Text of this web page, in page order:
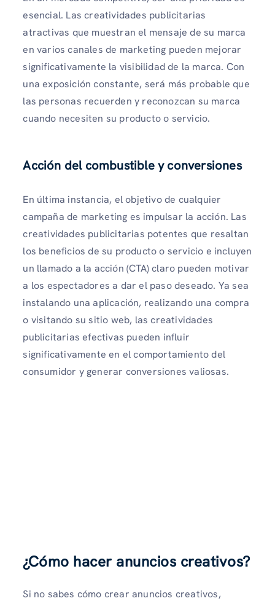
esencial. Las creatividades publicitarias
atractivas que muestran el mensaje de su marca
en varios canales de marketing pueden mejorar
significativamente la visibilidad de la marca. Con
una exposición constante, será más probable que
las personas recuerden y reconozcan su marca
cuando necesiten su producto o servicio.
Acción del combustible y conversiones
En última instancia, el objetivo de cualquier
campaña de marketing es impulsar la acción. Las
creatividades publicitarias potentes que resaltan
los beneficios de su producto o servicio e incluyen
un llamado a la acción (CTA) claro pueden motivar
a los espectadores a dar el paso deseado. Ya sea
instalando una aplicación, realizando una compra
o visitando su sitio web, las creatividades
publicitarias efectivas pueden influir
significativamente en el comportamiento del
consumidor y generar conversiones valiosas.
¿Cómo hacer anuncios creativos?
Si no sabes cómo crear anuncios creativos,